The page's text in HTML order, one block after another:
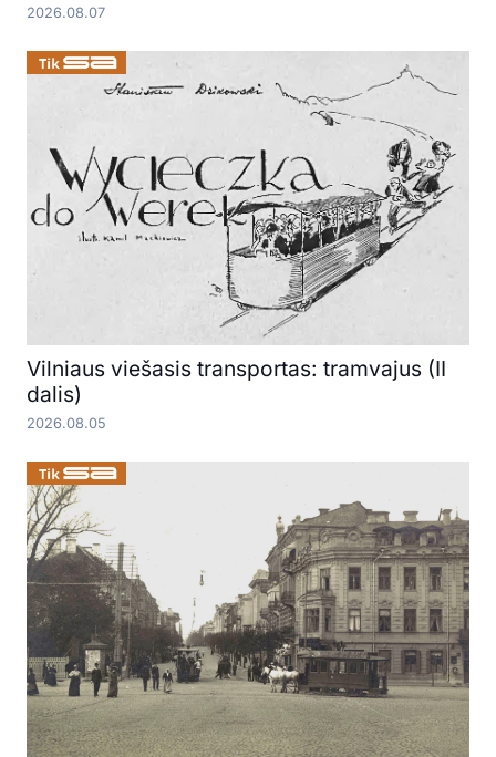
2026.08.07
Vilniaus viešasis transportas: tramvajus (II
dalis)
2026.08.05